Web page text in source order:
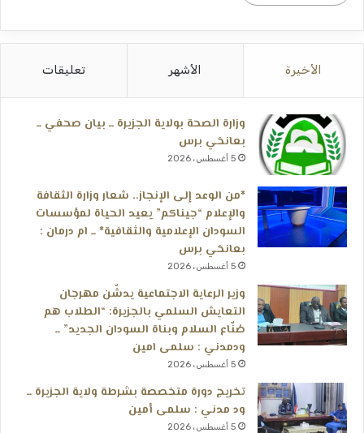
الأخيرة الأشهر تعليقات
وزارة الصحة بولاية الجزيرة ــ بيان صحفي ــ
بعانخي برس
5 أغسطس، 2026
*من الوعد إلى الإنجاز.. شعار وزارة الثقافة
والإعلام “جيناكم” يعيد الحياة لمؤسسات
السودان الإعلامية والثقافية* ــ ام درمان :
بعانخي برس
5 أغسطس، 2026
وزير الرعاية الاجتماعية يدشّن مهرجان
التعايش السلمي بالجزيرة: “الطلاب هم
صُنّاع السلام وبناة السودان الجديد” ــ
ودمدني : سلمى امين
5 أغسطس، 2026
تخريج دورة متخصصة بشرطة ولاية الجزيرة ــ
ود مدني : سلمى أمين
5 أغسطس، 2026